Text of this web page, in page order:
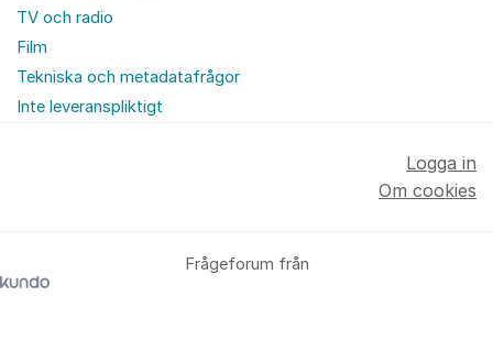
TV och radio
Film
Tekniska och metadatafrågor
Inte leveranspliktigt
Frågeforum från
Logga in
Om cookies